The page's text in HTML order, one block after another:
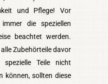
und Pflege! Vor
die speziellen
beachtet werden.
Zubehörteile davor
Teile nicht
können, sollten diese